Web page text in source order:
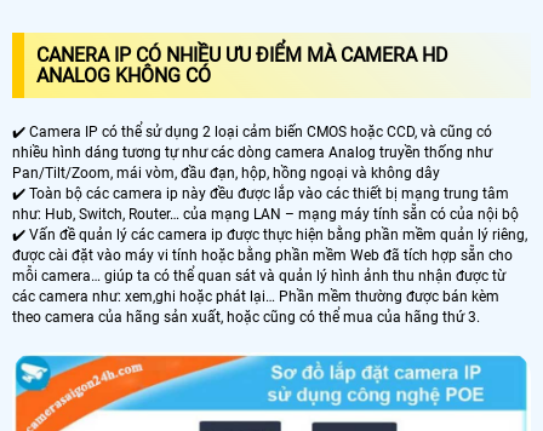
CANERA IP CÓ NHIỀU ƯU ĐIỂM MÀ CAMERA HD
ANALOG KHÔNG CÓ
✔️ Camera IP có thể sử dụng 2 loại cảm biến CMOS hoặc CCD, và cũng có
nhiều hình dáng tương tự như các dòng camera Analog truyền thống như
Pan/Tilt/Zoom, mái vòm, đầu đạn, hộp, hồng ngoại và không dây
✔️ Toàn bộ các camera ip này đều được lắp vào các thiết bị mạng trung tâm
như: Hub, Switch, Router… của mạng LAN – mạng máy tính sẵn có của nội bộ
✔️ Vấn đề quản lý các camera ip được thực hiện bằng phần mềm quản lý riêng,
được cài đặt vào máy vi tính hoặc bằng phần mềm Web đã tích hợp sẵn cho
mỗi camera… giúp ta có thể quan sát và quản lý hình ảnh thu nhận được từ
các camera như: xem,ghi hoặc phát lại… Phần mềm thường được bán kèm
theo camera của hãng sản xuất, hoặc cũng có thể mua của hãng thứ 3.